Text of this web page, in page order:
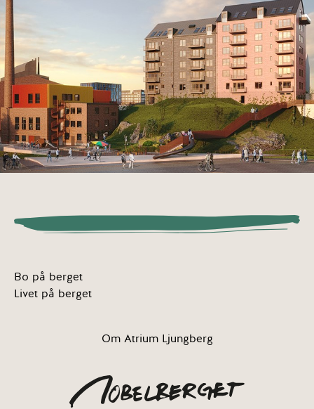
Bo på berget
Livet på berget
Om Atrium Ljungberg